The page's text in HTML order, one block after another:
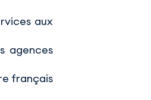
aux
agences
français